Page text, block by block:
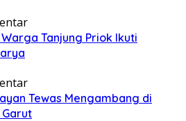
Tanjung Priok Ikuti
Tewas Mengambang di
Garut